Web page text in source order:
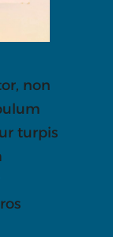
non
turpis